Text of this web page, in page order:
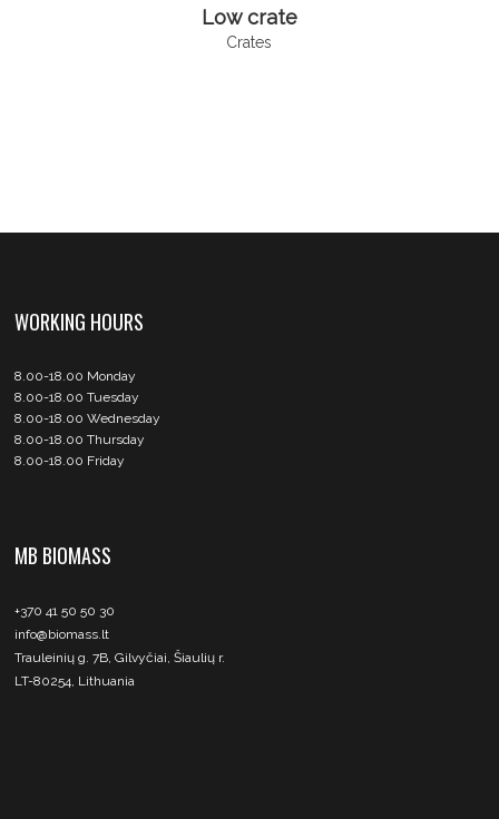
Low crate
Crates
WORKING HOURS
8.00-18.00 Monday
8.00-18.00 Tuesday
8.00-18.00 Wednesday
8.00-18.00 Thursday
8.00-18.00 Friday
MB BIOMASS
+370 41 50 50 30
info@biomass.lt
Trauleinių g. 7B, Gilvyčiai, Šiaulių r.
LT-80254, Lithuania